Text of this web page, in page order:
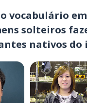
vocabulário
solteiros
nativos do